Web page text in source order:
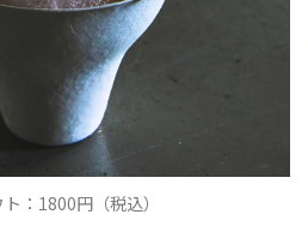
：1800円（税込）